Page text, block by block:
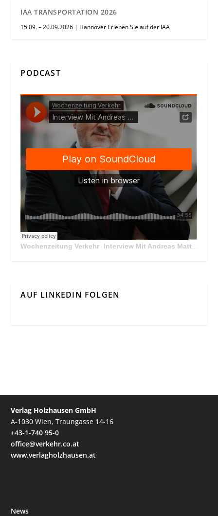
IAA TRANSPORTATION 2026
15.09. – 20.09.2026 | Hannover Erleben Sie auf der IAA
PODCAST
Wochenzeitung Verkehr · Interview Mit Andreas Matthä, CEO der ÖBB Holding
AUF LINKEDIN FOLGEN
Verlag Holzhausen GmbH
A-1030 Wien, Traungasse 14-16
+43-1-740 95-0
office@verkehr.co.at
www.verlagholzhausen.at
News